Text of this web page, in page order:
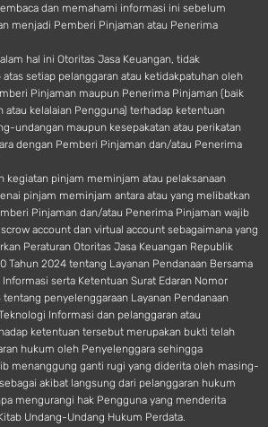
dan memahami informasi ini sebelum
menjadi Pemberi Pinjaman atau Penerima
hal ini Otoritas Jasa Keuangan, tidak
setiap pelanggaran atau ketidakpatuhan oleh
Pinjaman maupun Penerima Pinjaman (baik
atau kelalaian Pengguna) terhadap ketentuan
undangan maupun kesepakatan atau perikatan
dengan Pemberi Pinjaman dan/atau Penerima
kegiatan pinjam meminjam atau pelaksanaan
pinjam meminjam antara atau yang melibatkan
Pinjaman dan/atau Penerima Pinjaman wajib
account dan virtual account sebagaimana yang
Peraturan Otoritas Jasa Keuangan Republik
Tahun 2024 tentang Layanan Pendanaan Bersama
serta Ketentuan Surat Edaran Nomor
penyelenggaraan Layanan Pendanaan
Informasi dan pelanggaran atau
ketentuan tersebut merupakan bukti telah
hukum oleh Penyelenggara sehingga
menanggung ganti rugi yang diderita oleh masing-
akibat langsung dari pelanggaran hukum
mengurangi hak Pengguna yang menderita
Undang-Undang Hukum Perdata.